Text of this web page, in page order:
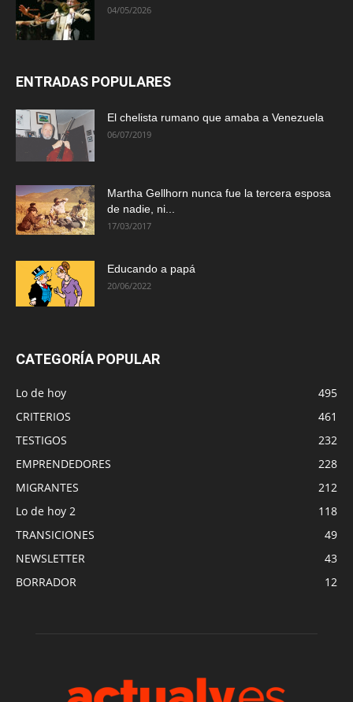
04/05/2026
ENTRADAS POPULARES
El chelista rumano que amaba a Venezuela
06/07/2019
Martha Gellhorn nunca fue la tercera esposa
de nadie, ni...
17/03/2017
Educando a papá
20/06/2022
CATEGORÍA POPULAR
Lo de hoy
495
CRITERIOS
461
TESTIGOS
232
EMPRENDEDORES
228
MIGRANTES
212
Lo de hoy 2
118
TRANSICIONES
49
NEWSLETTER
43
BORRADOR
12